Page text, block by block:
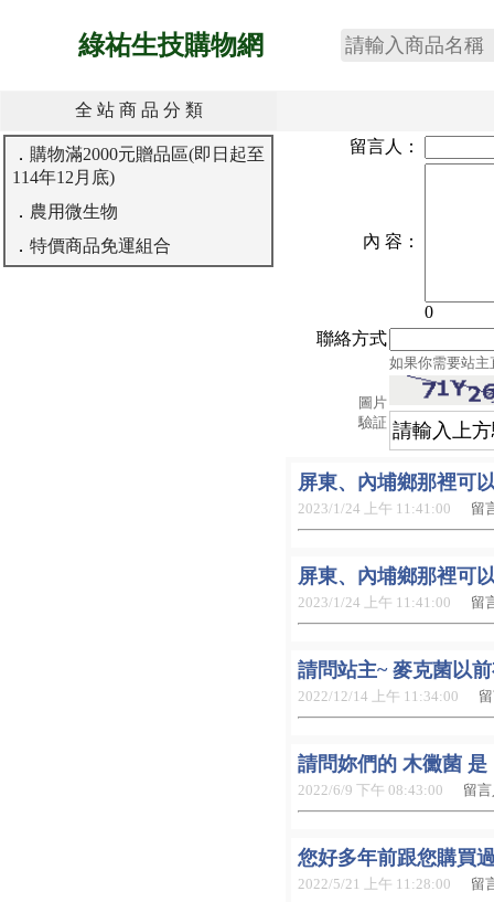
綠祐生技購物網
全 站 商 品 分 類
． 購物滿2000元贈品區(即日起至
114年12月底)
． 農用微生物
． 特價商品免運組合
留言人：
內 容：
0
聯絡方式
如果你需要站
圖片
驗証
屏東、內埔鄉那裡可
2023/1/24 上午 11:41:00 留
屏東、內埔鄉那裡可
2023/1/24 上午 11:41:00 留
請問站主~ 麥克菌以
2022/12/14 上午 11:34:00
請問妳們的 木黴菌
2022/6/9 下午 08:43:00 留
您好多年前跟您購買
2022/5/21 上午 11:28:00 留